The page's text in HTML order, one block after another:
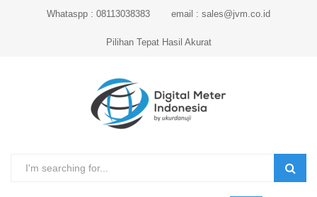
Whataspp : 08113038383 email : sales@jvm.co.id
Pilihan Tepat Hasil Akurat